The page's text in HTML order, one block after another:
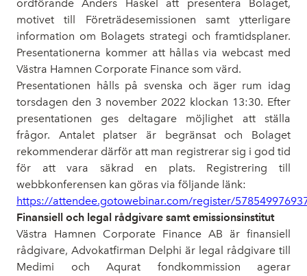
ordförande Anders Haskel att presentera Bolaget,
motivet till Företrädesemissionen samt ytterligare
information om Bolagets strategi och framtidsplaner.
Presentationerna kommer att hållas via webcast med
Västra Hamnen Corporate Finance som värd.
Presentationen hålls på svenska och äger rum idag
torsdagen den 3 november 2022 klockan 13:30. Efter
presentationen ges deltagare möjlighet att ställa
frågor. Antalet platser är begränsat och Bolaget
rekommenderar därför att man registrerar sig i god tid
för att vara säkrad en plats. Registrering till
webbkonferensen kan göras via följande länk:
https://attendee.gotowebinar.com/register/
Finansiell och legal rådgivare samt emissionsinstitut
Västra Hamnen Corporate Finance AB är finansiell
rådgivare, Advokatfirman Delphi är legal rådgivare till
Medimi och Aqurat fondkommission agerar